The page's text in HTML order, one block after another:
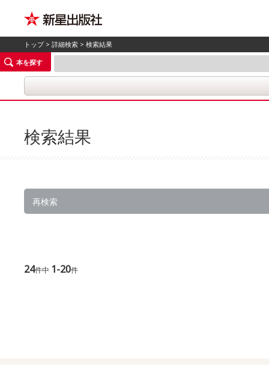
トップ>詳細検索 > 検索結果
本を探す
検索結果
再検索
24件中 1-20件